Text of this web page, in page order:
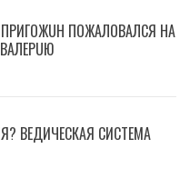
ПОЖАЛOВАЛСЯ НА
ВЕДИЧЕСКАЯ СИСТЕМА